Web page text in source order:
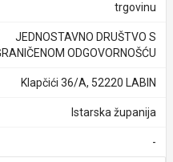
trgovinu
JEDNOSTAVNO DRUŠTVO S
ODGOVORNOŠĆU
Klapčići 36/A, 52220 LABIN
Istarska županija
-